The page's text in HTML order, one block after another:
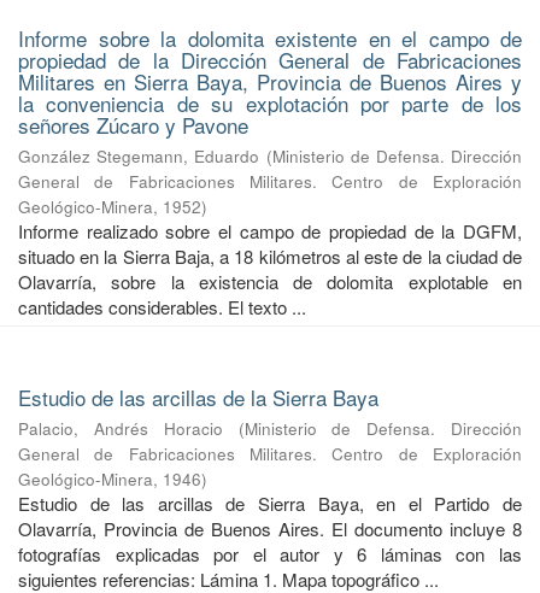
Informe sobre la dolomita existente en el campo de
propiedad de la Dirección General de Fabricaciones
Militares en Sierra Baya, Provincia de Buenos Aires y
la conveniencia de su explotación por parte de los
señores Zúcaro y Pavone
González Stegemann, Eduardo (Ministerio de Defensa. Dirección
General de Fabricaciones Militares. Centro de Exploración
Geológico-Minera, 1952)
Informe realizado sobre el campo de propiedad de la DGFM,
situado en la Sierra Baja, a 18 kilómetros al este de la ciudad de
Olavarría, sobre la existencia de dolomita explotable en
cantidades considerables. El texto ...
Estudio de las arcillas de la Sierra Baya
Palacio, Andrés Horacio (Ministerio de Defensa. Dirección
General de Fabricaciones Militares. Centro de Exploración
Geológico-Minera, 1946)
Estudio de las arcillas de Sierra Baya, en el Partido de
Olavarría, Provincia de Buenos Aires. El documento incluye 8
fotografías explicadas por el autor y 6 láminas con las
siguientes referencias: Lámina 1. Mapa topográfico ...